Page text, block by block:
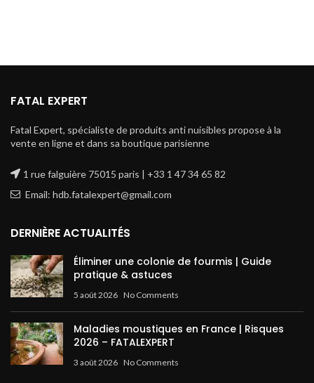
FATAL EXPERT
Fatal Expert, spécialiste de produits anti nuisibles propose à la
vente en ligne et dans sa boutique parisienne
1 rue falguière 75015 paris | +33 1 47 34 65 82
Email: hdb.fatalexpert@gmail.com
DERNIÈRE ACTUALITÉS
Éliminer une colonie de fourmis | Guide
pratique & astuces
5 août 2026 No Comments
Maladies moustiques en France | Risques
2026 – FATALEXPERT
3 août 2026 No Comments